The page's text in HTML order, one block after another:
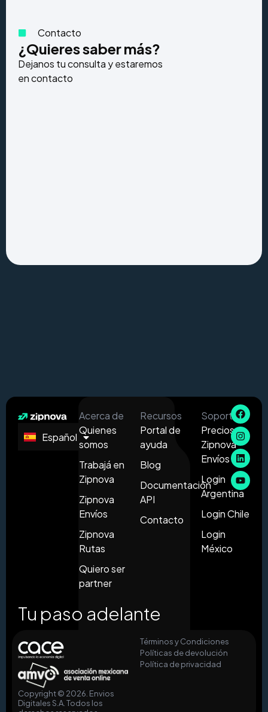
Contacto
¿Quieres saber más?
Dejanos tu consulta y estaremos
en contacto
Español
English
Acerca de
Quienes
somos
Trabajá en
Zipnova
Zipnova
Envíos
Zipnova
Rutas
Quiero ser
partner
Recursos
Portal de
ayuda
Blog
Documentación
API
Contacto
Soporte
Precios
Zipnova
Envíos
Login
Argentina
Login Chile
Login
México
Tu paso adelante
Copyright © 2026. Envios
Digitales S.A. Todos los
Términos y Condiciones
Políticas de devolución
Política de privacidad